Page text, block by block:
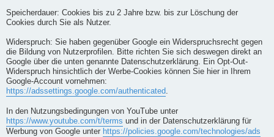
Speicherdauer: Cookies bis zu 2 Jahre bzw. bis zur Löschung der
Cookies durch Sie als Nutzer.
Widerspruch: Sie haben gegenüber Google ein Widerspruchsrecht gegen
die Bildung von Nutzerprofilen. Bitte richten Sie sich deswegen direkt an
Google über die unten genannte Datenschutzerklärung. Ein Opt-Out-
Widerspruch hinsichtlich der Werbe-Cookies können Sie hier in Ihrem
Google-Account vornehmen:
https://adssettings.google.com/authenticated.
In den Nutzungsbedingungen von YouTube unter
https://www.youtube.com/t/terms und in der Datenschutzerklärung für
Werbung von Google unter https://policies.google.com/technologies/ads